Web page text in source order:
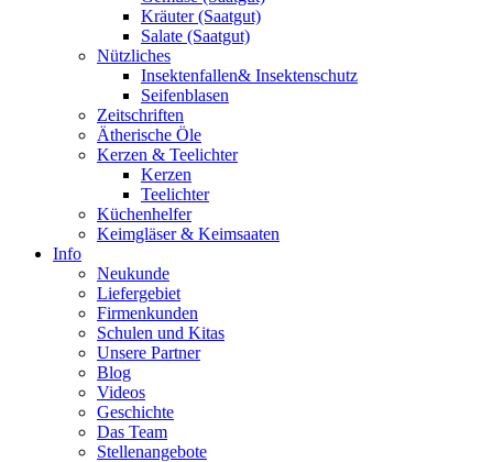
Kräuter (Saatgut)
Salate (Saatgut)
Nützliches
Insektenfallen& Insektenschutz
Seifenblasen
Zeitschriften
Ätherische Öle
Kerzen & Teelichter
Kerzen
Teelichter
Küchenhelfer
Keimgläser & Keimsaaten
Info
Neukunde
Liefergebiet
Firmenkunden
Schulen und Kitas
Unsere Partner
Blog
Videos
Geschichte
Das Team
Stellenangebote